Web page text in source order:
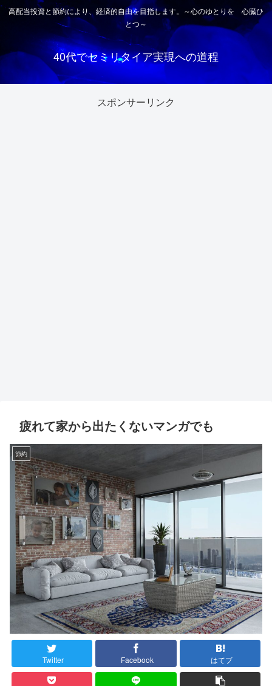
高配当投資と節約により、経済的自由を目指します。～心のゆとりを 心臓ひ
とつ～
40代でセミリタイア実現への道程
スポンサーリンク
疲れて家から出たくないマンガでも
節約
Twitter Facebook はてブ